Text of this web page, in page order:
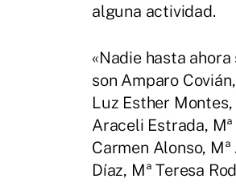
alguna actividad.
«Nadie hasta
son Amparo
Luz Esther
Araceli Estrada,
Carmen Alonso,
Díaz, Mª Teresa